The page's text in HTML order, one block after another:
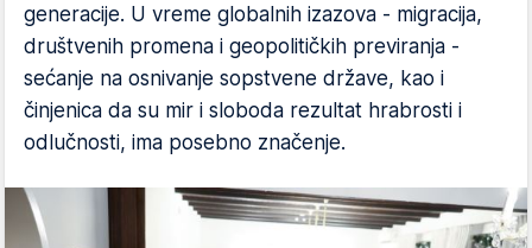
generacije. U vreme globalnih izazova - migracija,
društvenih promena i geopolitičkih previranja -
sećanje na osnivanje sopstvene države, kao i
činjenica da su mir i sloboda rezultat hrabrosti i
odlučnosti, ima posebno značenje.